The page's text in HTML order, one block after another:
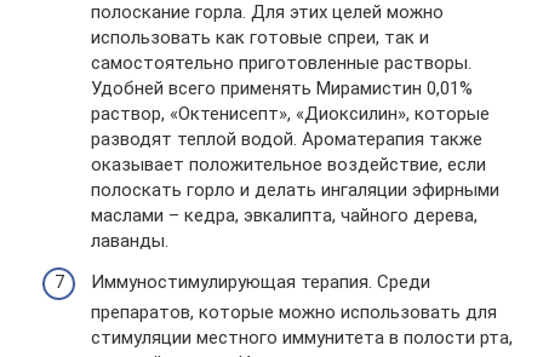
полоскание горла. Для этих целей можно
использовать как готовые спреи, так и
самостоятельно приготовленные растворы.
Удобней всего применять Мирамистин 0,01%
раствор, «Октенисепт», «Диоксилин», которые
разводят теплой водой. Ароматерапия также
оказывает положительное воздействие, если
полоскать горло и делать ингаляции эфирными
маслами – кедра, эвкалипта, чайного дерева,
лаванды.
Иммуностимулирующая терапия. Среди
препаратов, которые можно использовать для
стимуляции местного иммунитета в полости рта,